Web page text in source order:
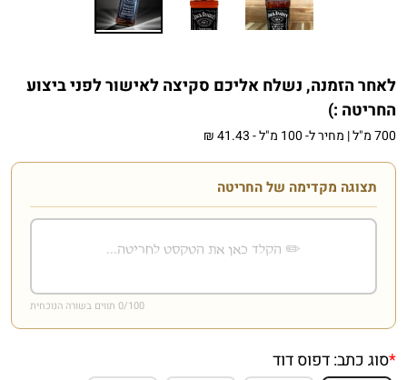
לאחר הזמנה, נשלח אליכם סקיצה לאישור לפני ביצוע
החריטה :)
700 מ"ל | מחיר ל- 100 מ"ל -
41.43 ₪
תצוגה מקדימה של החריטה
0/100 תווים בשורה הנוכחית
*סוג כתב:דפוס דוד